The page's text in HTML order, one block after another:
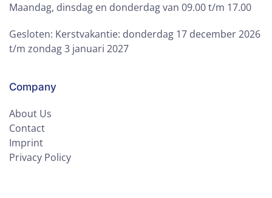
Maandag, dinsdag en donderdag van 09.00 t/m 17.00
Gesloten: Kerstvakantie: donderdag 17 december 2026
t/m zondag 3 januari 2027
Company
About Us
Contact
Imprint
Privacy Policy